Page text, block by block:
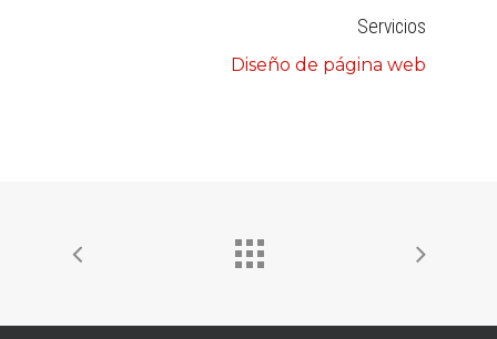
Servicios
Diseño de página web